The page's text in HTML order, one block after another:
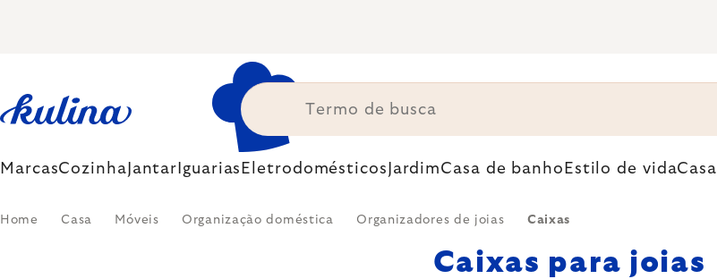
MarcasCozinha Jantar Iguarias Eletrodomésticos JardimCasa de banho Estilo de vidaCasa
Home Casa Móveis Organização doméstica Organizadores de joias Caixas
Caixas para joias